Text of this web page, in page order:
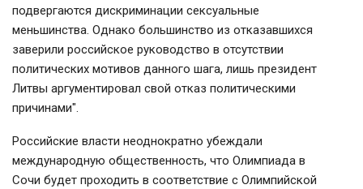
подвергаются дискриминации сексуальные
меньшинства. Однако большинство из отказавшихся
заверили российское руководство в отсутствии
политических мотивов данного шага, лишь президент
Литвы аргументировал свой отказ политическими
причинами".
Российские власти неоднократно убеждали
международную общественность, что Олимпиада в
Сочи будет проходить в соответствие с Олимпийской